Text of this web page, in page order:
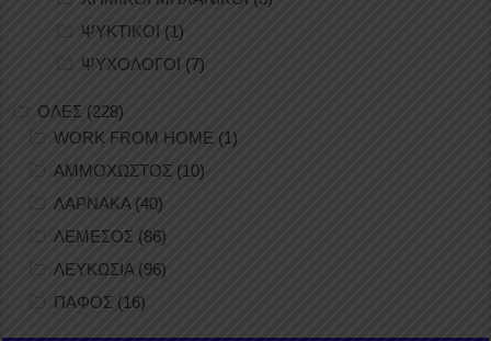
ΨΥΚΤΙΚΟΙ (1)
ΨΥΧΟΛΟΓΟΙ (7)
ΟΛΕΣ (228)
WORK FROM HOME (1)
ΑΜΜΟΧΩΣΤΟΣ (10)
ΛΑΡΝΑΚΑ(40)
ΛΕΜΕΣΟΣ (86)
ΛΕΥΚΩΣΙΑ (96)
ΠΑΦΟΣ (16)